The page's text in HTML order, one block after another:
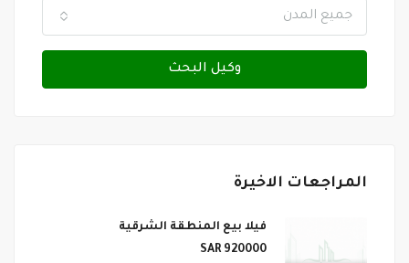
جميع المدن
وكيل البحث
المراجعات الاخيرة
فيلا بيع المنطقة الشرقية
920000 SAR